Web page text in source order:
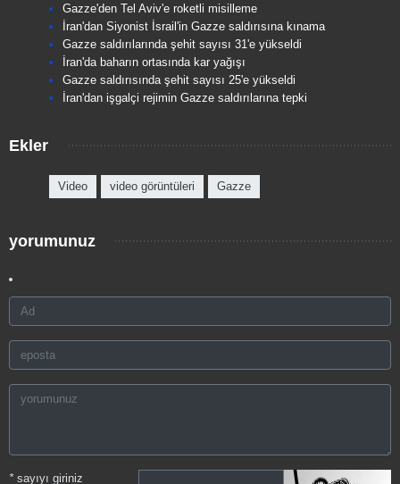
Gazze'den Tel Aviv'e roketli misilleme
İran'dan Siyonist İsrail'in Gazze saldırısına kınama
Gazze saldırılarında şehit sayısı 31'e yükseldi
İran'da baharın ortasında kar yağışı
Gazze saldırısında şehit sayısı 25'e yükseldi
İran'dan işgalçi rejimin Gazze saldırılarına tepki
Ekler
Video video görüntüleri Gazze
yorumunuz
*sayıyı giriniz